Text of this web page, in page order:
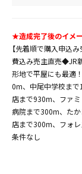
★造成完了後のイメ
【先着順で購入申込
費込み売主直売◆JR
形地で平屋にも最適
0m、中尾中学校ま
店まで930m、ファ
病院まで300m、た
店まで300m、フォ
条件なし